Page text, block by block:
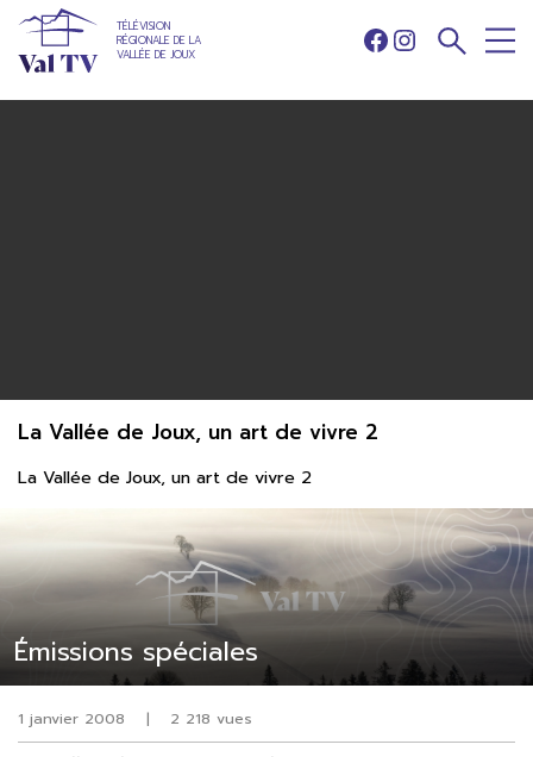
TÉLÉVISION
RÉGIONALE DE LA
VALLÉE DE JOUX
Facebook
Instagram
Émissions spéciales
1 janvier 2008 | 2 218 vues
La Vallée de Joux, un art de vivre 2
La Vallée de Joux, un art de vivre 2